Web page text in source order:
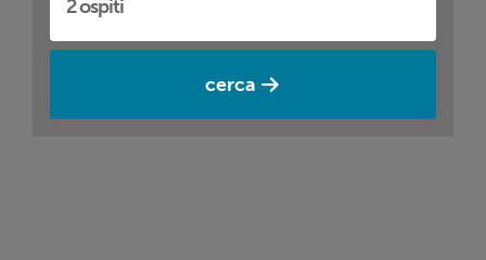
cerca